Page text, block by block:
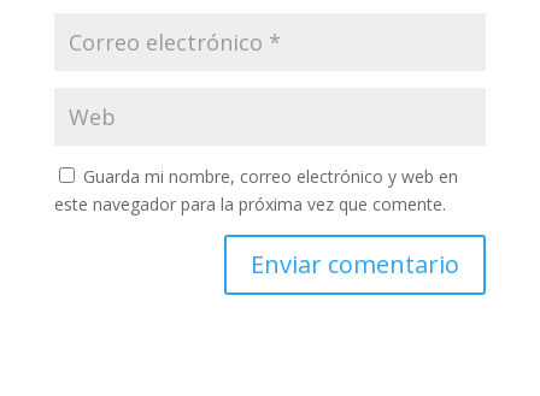
Guarda mi nombre, correo electrónico y web en
este navegador para la próxima vez que comente.